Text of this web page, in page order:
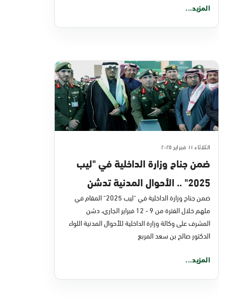
المزيد...
الثلاثاء ١١ فبراير ٢٠٢٥
ضمن جناح وزارة الداخلية في "ليب
2025" .. الأحوال المدنية تدشن
خدمات إلكترونية جديدة عبر منصة
"أبشر"
ضمن جناح وزارة الداخلية في "ليب 2025" المقام في
ملهم خلال الفترة من 9 - 12 فبراير الجاري، دشن
المشرف على وكالة وزارة الداخلية للأحوال المدنية اللواء
الدكتور صالح بن سعد المربع
المزيد...